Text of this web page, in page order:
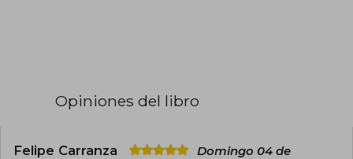
Opiniones del libro
Felipe Carranza
Domingo 04 de